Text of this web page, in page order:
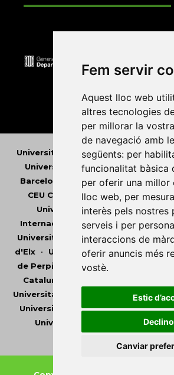
Fem servir
Aquest lloc web
altres tecnologies
per millorar la
de navegació amb
següents: per
funcionalitat bàsica
per oferir una millor
lloc web, per
interès pels nostres
serveis i per
interaccions de
oferir anuncis més
vostè.
Estic
Declino
Canviar
Universitat Abat Oliba CEU•
Universitat d'Andorra•
Barcelona
Universitat de
CEU Cardenal Herrera
•
Universitat de les Illes Balears
Internacional de Catalunya •
Universitat de Lleida•Universitat
d'Elx• Universitat Oberta de
de Perpinyà Via Domitia
Catalunya
Universitat Pompeu Fabra
•
Universitat Rovira i Virgili•
Universitat de València
•